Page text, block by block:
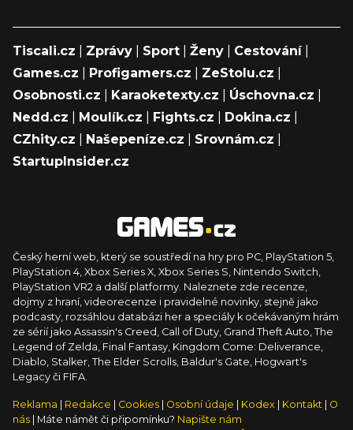
Tiscali.cz Zprávy Sport Ženy Cestování|
Games.cz
Profigamers.cz ZeStolu.cz
Osobnosti.cz
Karaoketexty.cz Úschovna.cz
Nedd.cz
Moulík.cz Fights.cz Dokina.cz
CZhity.cz
Našepeníze.cz Srovnám.cz
StartupInsider.cz
Český herní web, který se soustředí na hry pro PC, PlayStation 5,
PlayStation 4, Xbox Series X, Xbox Series S, Nintendo Switch,
PlayStation VR2 a další platformy. Naleznete zde recenze,
dojmy z hraní, videorecenze i pravidelné novinky, stejně jako
podcasty, rozsáhlou databázi her a speciály k očekávaným hrám
ze sérií jako Assassin's Creed, Call of Duty, Grand Theft Auto, The
Legend of Zelda, Final Fantasy, Kingdom Come: Deliverance,
Diablo, Stalker, The Elder Scrolls, Baldur's Gate, Hogwart's
Legacy či FIFA.
Reklama Redakce Cookies Osobní údaje Kodex Kontakt
O
nás
| Máte námět či připomínku? Napište nám